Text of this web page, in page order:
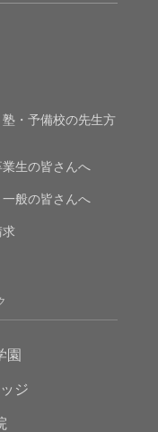
塾・予備校の先生方
生の皆さんへ
般の皆さんへ
求
園
ジ